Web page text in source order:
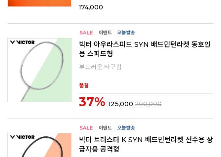
174,000
빅터 아우라스피드 SYN 배드민턴라켓 동호인
용 스피드형
부드러운 타구감
37% 125,000 200,000
품절
빅터 트러스터 K SYN 배드민턴라켓 선수용 상
급자용 공격형